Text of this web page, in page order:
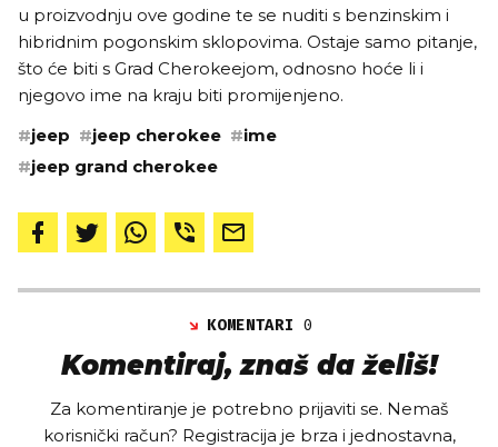
u proizvodnju ove godine te se nuditi s benzinskim i
hibridnim pogonskim sklopovima. Ostaje samo pitanje,
što će biti s Grad Cherokeejom, odnosno hoće li i
njegovo ime na kraju biti promijenjeno.
#jeep #jeep cherokee #ime
#jeep grand cherokee
KOMENTARI0
Komentiraj, znaš da želiš!
Za komentiranje je potrebno prijaviti se. Nemaš
korisnički račun? Registracija je brza i jednostavna,